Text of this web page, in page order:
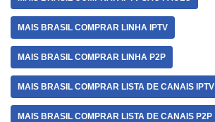
MAIS BRASIL COMPRAR LINHA IPTV
MAIS BRASIL COMPRAR LINHA P2P
MAIS BRASIL COMPRAR LISTA DE CANAIS IPTV
MAIS BRASIL COMPRAR LISTA DE CANAIS P2P